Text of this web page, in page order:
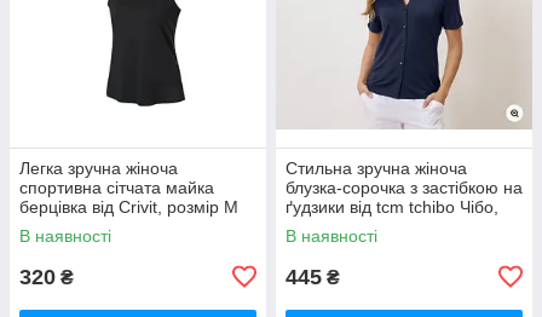
Легка зручна жіноча
спортивна сітчата майка
берцівка від Crivit, розмір M
В наявності
320 ₴
Стильна зручна жіноча
блузка-сорочка з застібкою на
ґудзики від tcm tchibo Чібо,
Німеччина, S-M
В наявності
445 ₴